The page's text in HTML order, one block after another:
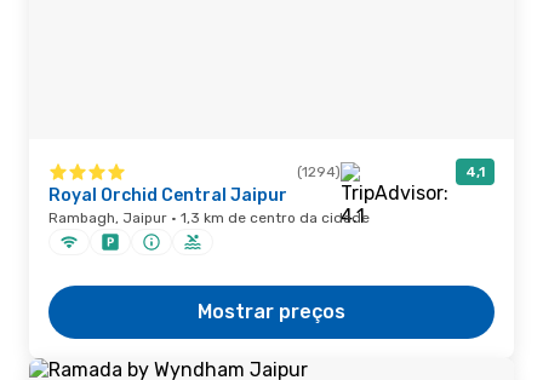
(1294) 4,1
Royal Orchid Central Jaipur
Rambagh, Jaipur · 1,3 km de centro da cidade
Mostrar preços